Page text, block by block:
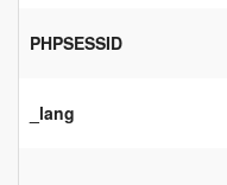
PHPSESSID
_lang